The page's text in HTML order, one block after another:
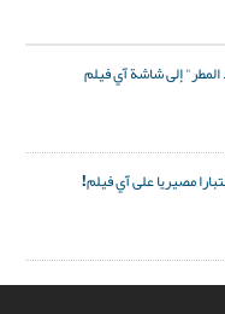
المطر" إلى شاشة آي فيلم
مصيريا على آي فيلم!